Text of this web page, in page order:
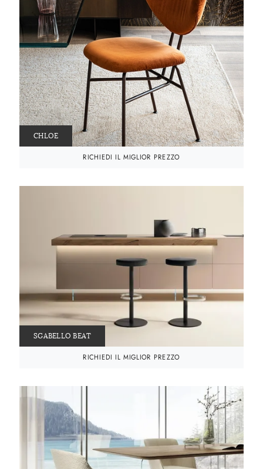
CHLOE
RICHIEDI IL MIGLIOR PREZZO
SGABELLO BEAT
RICHIEDI IL MIGLIOR PREZZO